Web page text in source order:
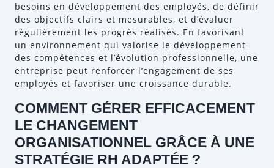
besoins en développement des employés, de définir
des objectifs clairs et mesurables, et d’évaluer
régulièrement les progrès réalisés. En favorisant
un environnement qui valorise le développement
des compétences et l’évolution professionnelle, une
entreprise peut renforcer l’engagement de ses
employés et favoriser une croissance durable.
COMMENT GÉRER EFFICACEMENT
LE CHANGEMENT
ORGANISATIONNEL GRÂCE À UNE
STRATÉGIE RH ADAPTÉE ?